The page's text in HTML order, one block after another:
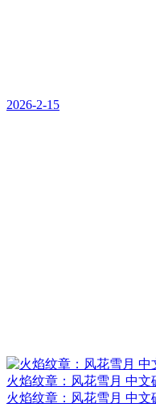
2026-2-15
火焰纹章：风花雪月 中文
火焰纹章：风花雪月 中文